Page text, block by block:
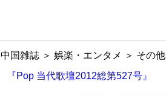
中国雑誌 ＞ 娯楽・エンタメ ＞ その他
『Pop 当代歌壇2012総第527号』